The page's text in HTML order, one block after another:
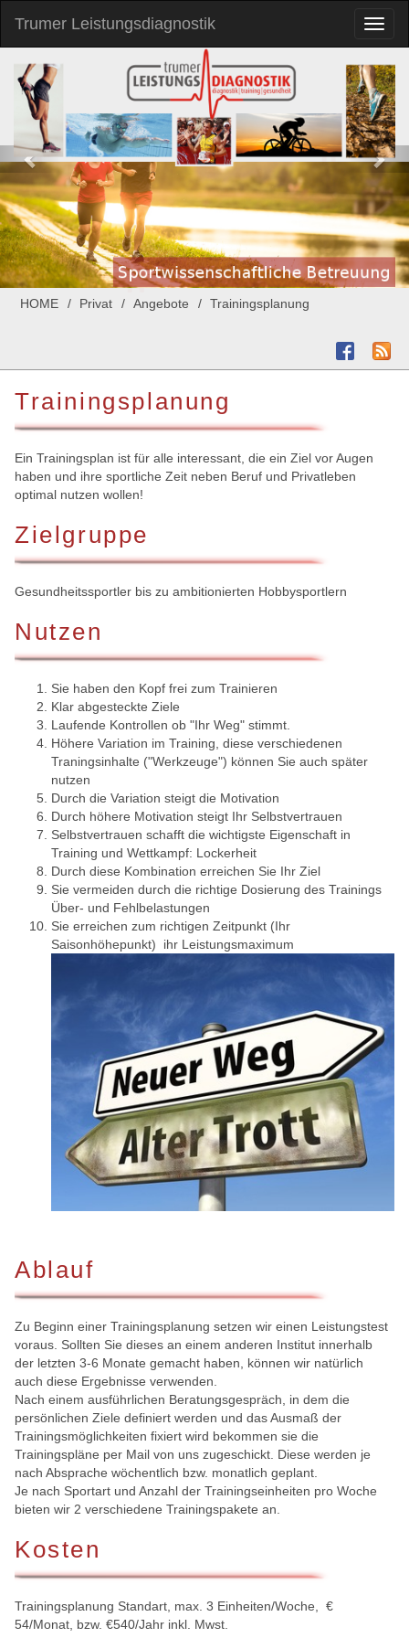
Trumer Leistungsdiagnostik
HOME Privat Angebote Trainingsplanung
Trainingsplanung
Ein Trainingsplan ist für alle interessant, die ein Ziel vor Augen
haben und ihre sportliche Zeit neben Beruf und Privatleben
optimal nutzen wollen!
Zielgruppe
Gesundheitssportler bis zu ambitionierten Hobbysportlern
Nutzen
Sie haben den Kopf frei zum Trainieren
Klar abgesteckte Ziele
Laufende Kontrollen ob "Ihr Weg" stimmt.
Höhere Variation im Training, diese verschiedenen
Traningsinhalte ("Werkzeuge") können Sie auch später
nutzen
Durch die Variation steigt die Motivation
Durch höhere Motivation steigt Ihr Selbstvertrauen
Selbstvertrauen schafft die wichtigste Eigenschaft in
Training und Wettkampf: Lockerheit
Durch diese Kombination erreichen Sie Ihr Ziel
Sie vermeiden durch die richtige Dosierung des Trainings
Über- und Fehlbelastungen
Sie erreichen zum richtigen Zeitpunkt (Ihr
Saisonhöhepunkt) ihr Leistungsmaximum
Ablauf
Zu Beginn einer Trainingsplanung setzen wir einen Leistungstest
voraus. Sollten Sie dieses an einem anderen Institut innerhalb
der letzten 3-6 Monate gemacht haben, können wir natürlich
auch diese Ergebnisse verwenden.
Nach einem ausführlichen Beratungsgespräch, in dem die
persönlichen Ziele definiert werden und das Ausmaß der
Trainingsmöglichkeiten fixiert wird bekommen sie die
Trainingspläne per Mail von uns zugeschickt. Diese werden je
nach Absprache wöchentlich bzw. monatlich geplant.
Je nach Sportart und Anzahl der Trainingseinheiten pro Woche
bieten wir 2 verschiedene Trainingspakete an.
Kosten
Trainingsplanung Standart, max. 3 Einheiten/Woche, €
54/Monat, bzw. €540/Jahr inkl. Mwst.